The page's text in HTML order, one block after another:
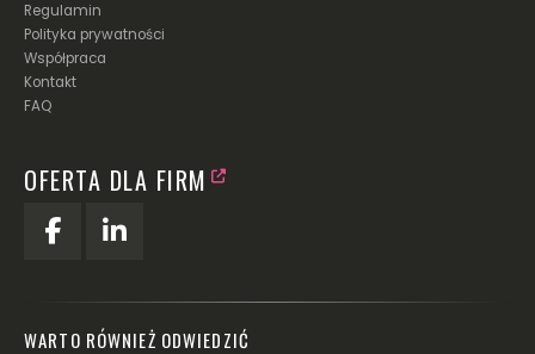
Regulamin
Polityka prywatności
Współpraca
Kontakt
FAQ
OFERTA DLA FIRM
WARTO RÓWNIEŻ ODWIEDZIĆ